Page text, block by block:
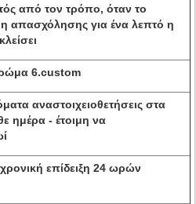
από τον τρόπο, όταν το
απασχόλησης για ένα λεπτό η
6.custom
αναστοιχειοθετήσεις στα
ημέρα - έτοιμη να
επίδειξη 24 ωρών